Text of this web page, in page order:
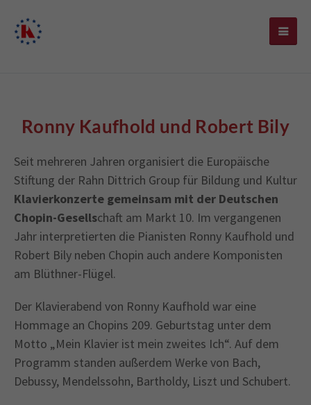
Ronny Kaufhold und Robert Bily
Seit mehreren Jahren organisiert die Europäische
Stiftung der Rahn Dittrich Group für Bildung und Kultur
Klavierkonzerte gemeinsam mit der Deutschen
Chopin-Gesellschaft am Markt 10. Im vergangenen
Jahr interpretierten die Pianisten Ronny Kaufhold und
Robert Bily neben Chopin auch andere Komponisten
am Blüthner-Flügel.
Der Klavierabend von Ronny Kaufhold war eine
Hommage an Chopins 209. Geburtstag unter dem
Motto „Mein Klavier ist mein zweites Ich“. Auf dem
Programm standen außerdem Werke von Bach,
Debussy, Mendelssohn, Bartholdy, Liszt und Schubert.